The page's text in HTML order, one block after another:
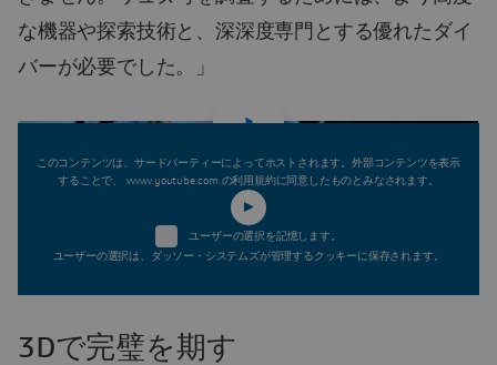
な機器や探索技術と、深深度専門とする優れたダイ
バーが必要でした。」
このコンテンツは、サードパーティーによってホストされます。外部コンテンツを表示
することで、 www.youtube.com.の利用規約に同意したものとみなされます。
ユーザーの選択を記憶します。
ユーザーの選択は、ダッソー・システムズが管理するクッキーに保存されます。
3Dで完璧を期す